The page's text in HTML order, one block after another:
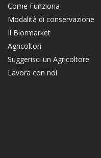
Come Funziona
Modalità di conservazione
Il Biormarket
Agricoltori
Suggerisci un Agricoltore
Lavora con noi